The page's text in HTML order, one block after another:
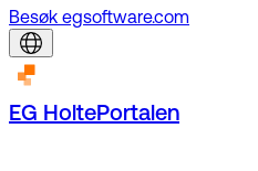
Besøk egsoftware.com
EG HoltePortalen